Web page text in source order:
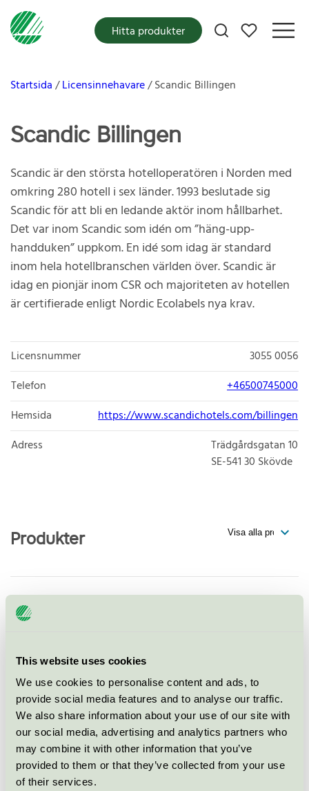
This website uses cookies
We use cookies to personalise content and ads, to
provide social media features and to analyse our traffic.
We also share information about your use of our site with
our social media, advertising and analytics partners who
may combine it with other information that you’ve
provided to them or that they’ve collected from your use
of their services.
Mina favoriter
Hitta produkter
Startsida Licensinnehavare Scandic Billingen
Scandic Billingen
Scandic är den största hotelloperatören i Norden med
omkring 280 hotell i sex länder. 1993 beslutade sig
Scandic för att bli en ledande aktör inom hållbarhet.
Det var inom Scandic som idén om ”häng-upp-
handduken” uppkom. En idé som idag är standard
inom hela hotellbranschen världen över. Scandic är
idag en pionjär inom CSR och majoriteten av hotellen
är certifierade enligt Nordic Ecolabels nya krav.
Licensnummer
3055 0056
Telefon
+46500745000
Hemsida
https://www.scandichotels.com/billingen
Adress
Trädgårdsgatan 10
SE-541 30 Skövde
Produkter
Scandic Billingen, Skövde,
Restaurang
Svanen / Scandic / Hotellrestaurang
Scandic Billingen, Skövde,
Konferens